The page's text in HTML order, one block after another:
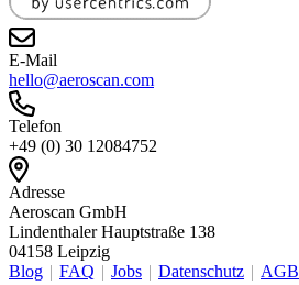
E-Mail
hello@aeroscan.com
Telefon
+49 (0) 30 12084752
Adresse
Aeroscan GmbH
Lindenthaler Hauptstraße 138
04158 Leipzig
Blog
FAQ Jobs Datenschutz AGB